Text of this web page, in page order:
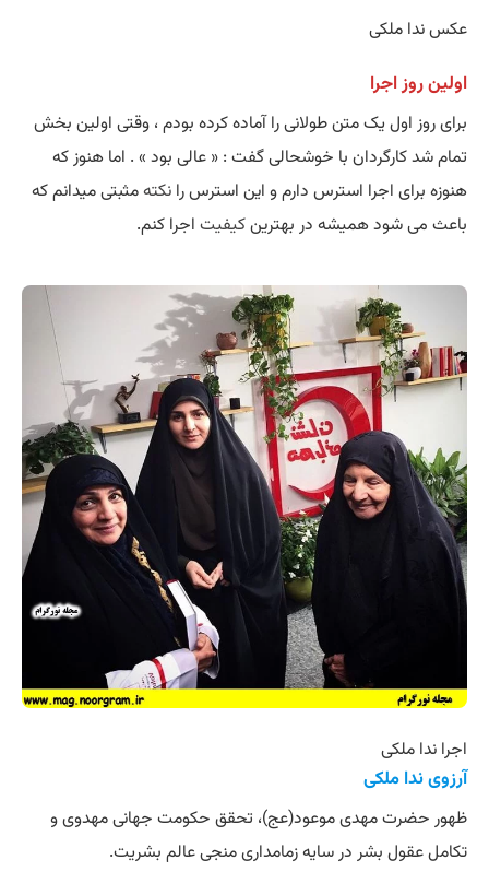
عکس ندا ملکی
اولین روز اجرا
برای روز اول یک متن طولانی را آماده کرده بودم ، وقتی اولین بخش
تمام شد کارگردان با خوشحالی گفت : « عالی بود » . اما هنوز که
هنوزه برای اجرا استرس دارم و این استرس را نکتهمثبتی میدانم که
باعث می شود همیشه در بهترینکیفیت اجرا کنم.
اجرا ندا ملکی
آرزوی ندا ملکی
ظهور حضرت مهدی موعود(عج)، تحقق حکومت جهانی مهدوی و
تکامل عقول بشر در سایه زمامداری منجی عالم بشریت.